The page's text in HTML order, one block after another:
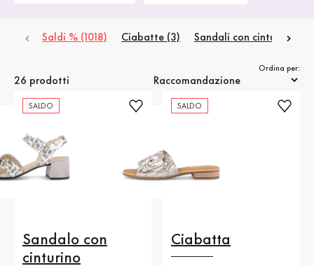
Saldi % (1018) Ciabatte (3) Sandali con cinturino (6)
26 prodotti
Ordina per:
SALDO
Sandalo con
cinturino
SALDO
Ciabatta